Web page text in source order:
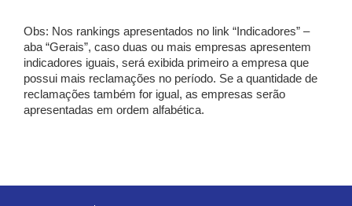
Obs: Nos rankings apresentados no link “Indicadores” –
aba “Gerais”, caso duas ou mais empresas apresentem
indicadores iguais, será exibida primeiro a empresa que
possui mais reclamações no período. Se a quantidade de
reclamações também for igual, as empresas serão
apresentadas em ordem alfabética.